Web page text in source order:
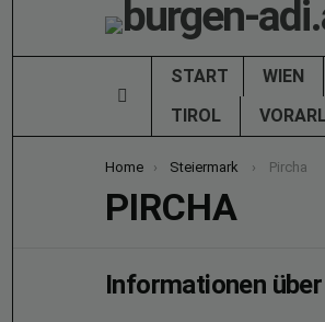
START WIEN
TIROL
You are here:
Home Steiermark Pircha
PIRCHA
Informationen